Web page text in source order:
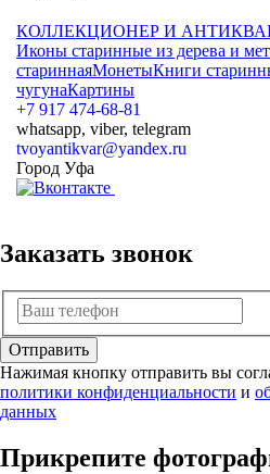
КОЛЛЕКЦИОНЕР И
Иконы старинные из дерева и
стариннаяМонетыКниги
чугунаКартины
+7 917 474-68-81
whatsapp, viber, telegram
tvoyantikvar@yandex.ru
Город Уфа
Заказать звонок
Отправить
Нажимая кнопку отправить вы
политики конфиденциальности и
данных
Прикрепите